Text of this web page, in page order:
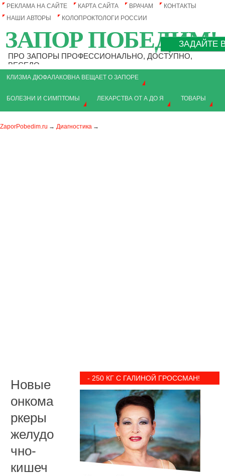
РЕКЛАМА НА САЙТЕ КАРТА САЙТА ВРАЧАМ
КОНТАКТЫ
НАШИ АВТОРЫ
КОЛОПРОКТОЛОГИ РОССИИ
ЗАПОР ПОБЕДИМ!
ПРО ЗАПОРЫ ПРОФЕССИОНАЛЬНО, ДОСТУПНО,
ВЕСЕЛО
ЗАДАЙТЕ
КЛИЗМА ДЮФАЛАКОВНА ВЕЩАЕТ О ЗАПОРЕ
БОЛЕЗНИ И СИМПТОМЫ ЛЕКАРСТВА ОТ А ДО Я ТОВАРЫ
ZaporPobedim.ru Диагностика
Новые
онкома
ркеры
желудо
чно-
кишеч
- 250 КГ С ГАЛИНОЙ ГРОССМАН!